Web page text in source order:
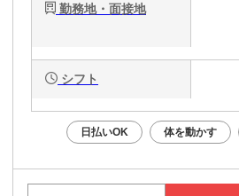
勤務地・面接地
シフト
日払いOK 体を動かす